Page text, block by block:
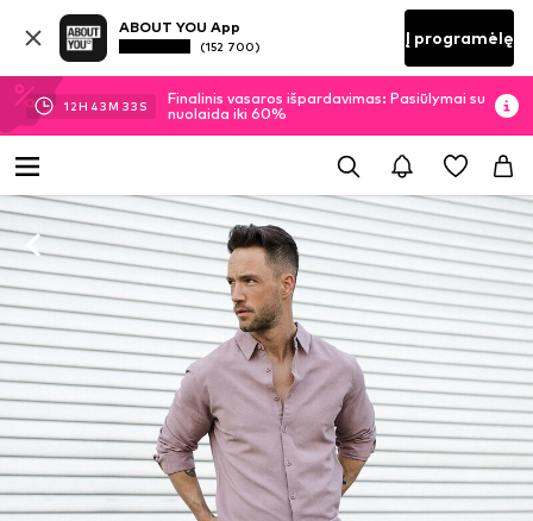
ABOUT YOU App
(152 700) Į programėlę
12H 43M 33 S
Finalinis vasaros išpardavimas: Pasiūlymai su
nuolaida iki 60%